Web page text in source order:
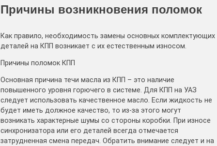
Причины возникновения поломок
Как правило, необходимость замены основных комплектующих
деталей на КПП возникает с их естественным износом.
Причины поломок КПП
Основная причина течи масла из КПП – это наличие
повышенного уровня горючего в системе. Для КПП на УАЗ
следует использовать качественное масло. Если жидкость не
будет иметь должное качество, то из-за этого могут
возникать характерные шумы со стороны коробки. При износе
синхронизатора или его деталей всегда отмечается
затрудненная смена передач. Обратить внимание следует и на